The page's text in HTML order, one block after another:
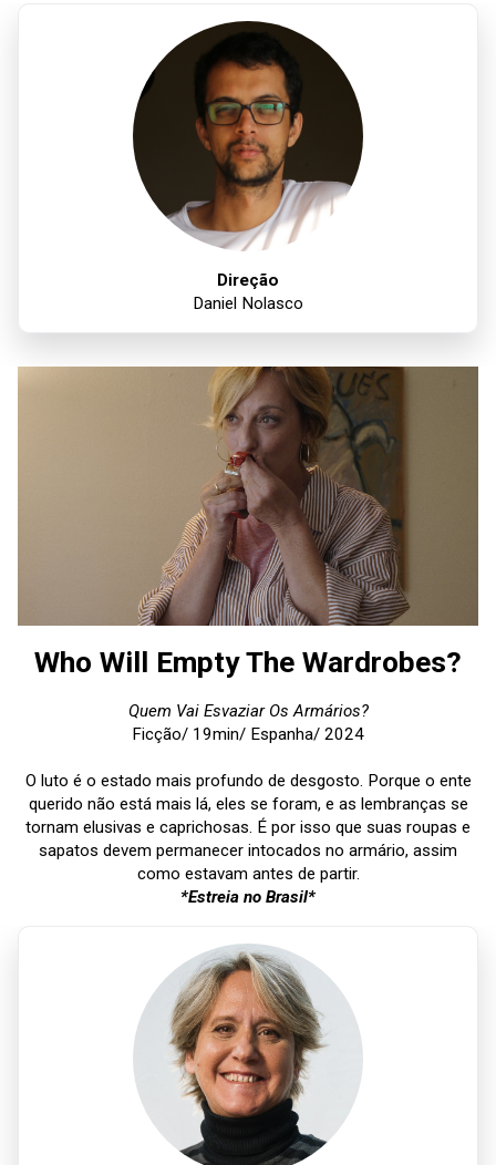
Direção
Daniel Nolasco
Who Will Empty The Wardrobes?
Quem Vai Esvaziar Os Armários?
Ficção/ 19min/ Espanha/ 2024
O luto é o estado mais profundo de desgosto. Porque o ente
querido não está mais lá, eles se foram, e as lembranças se
tornam elusivas e caprichosas. É por isso que suas roupas e
sapatos devem permanecer intocados no armário, assim
como estavam antes de partir.
*Estreia no Brasil*